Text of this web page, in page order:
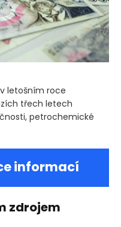
letošním roce
třech letech
petrochemické
informací
zdrojem